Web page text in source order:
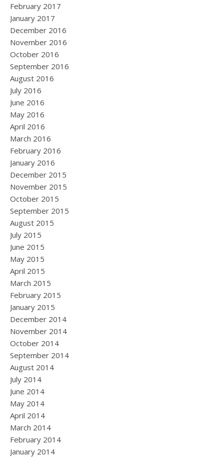
February 2017
January 2017
December 2016
November 2016
October 2016
September 2016
August 2016
July 2016
June 2016
May 2016
April 2016
March 2016
February 2016
January 2016
December 2015
November 2015
October 2015
September 2015
August 2015
July 2015
June 2015
May 2015
April 2015
March 2015
February 2015
January 2015
December 2014
November 2014
October 2014
September 2014
August 2014
July 2014
June 2014
May 2014
April 2014
March 2014
February 2014
January 2014